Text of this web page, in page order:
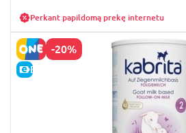
Perkant papildomą prekę internetu
-20%
E-KAINA